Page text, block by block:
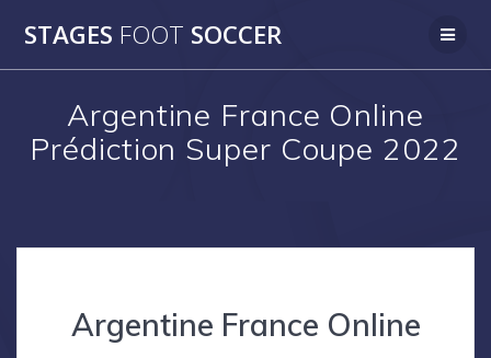
to
STAGES FOOT SOCCER
Argentine France Online
Prédiction Super Coupe 2022
Argentine France Online